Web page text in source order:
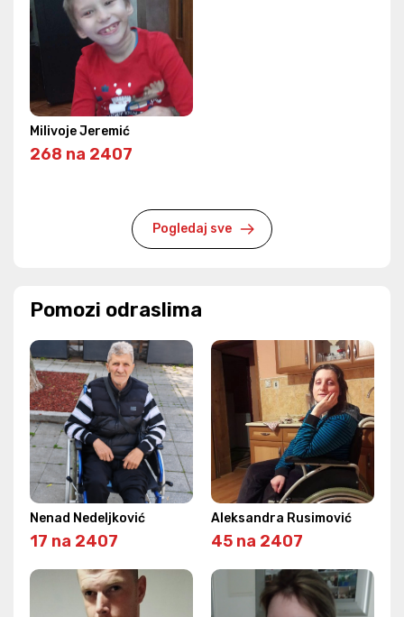
Milivoje Jeremić
268 na 2407
Pogledaj sve
Pomozi odraslima
Nenad Nedeljković
17 na 2407
Aleksandra Rusimović
45 na 2407